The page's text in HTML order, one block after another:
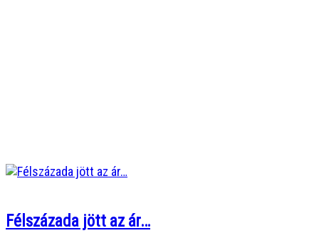
Félszázada jött az ár…